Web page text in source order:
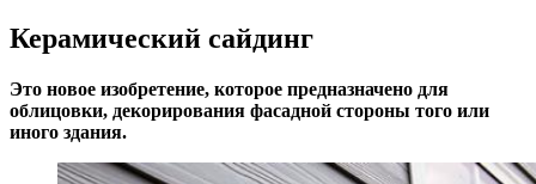
Керамический сайдинг
Это новое изобретение, которое предназначено для
облицовки, декорирования фасадной стороны того или
иного здания.